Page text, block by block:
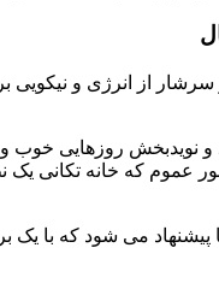
از انرژی و نیکویی
روزهایی خوب و
عموم که خانه تکانی
می شود که با یک